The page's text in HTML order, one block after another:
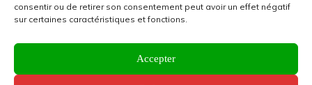
consentir ou de retirer son consentement peut avoir un effet négatif
sur certaines caractéristiques et fonctions.
Accepter
domaines d’activités, tels qu’une pépinière de
projets, un espace de co-working, une salle
d’exposition, une salle de concert et un bar.
Cette association se définit comme un tiers-lieux